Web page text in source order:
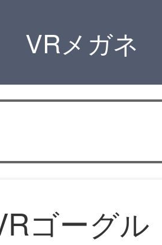
VRメガネ
ゴーグル